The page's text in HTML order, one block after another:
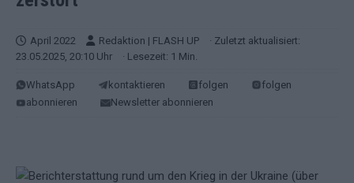
April 2022 Redaktion | FLASH UP
· Zuletzt aktualisiert:
23.05.2025, 20:10 Uhr
· Lesezeit: 1 Min.
WhatsApp kontaktieren folgen
folgen
abonnieren
Newsletter abonnieren